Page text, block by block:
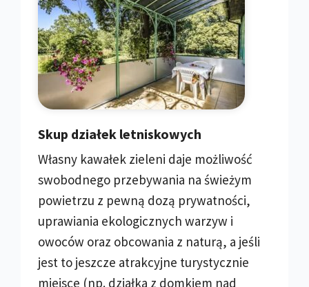
Skup działek letniskowych
Własny kawałek zieleni daje możliwość
swobodnego przebywania na świeżym
powietrzu z pewną dozą prywatności,
uprawiania ekologicznych warzyw i
owoców oraz obcowania z naturą, a jeśli
jest to jeszcze atrakcyjne turystycznie
miejsce (np. działka z domkiem nad